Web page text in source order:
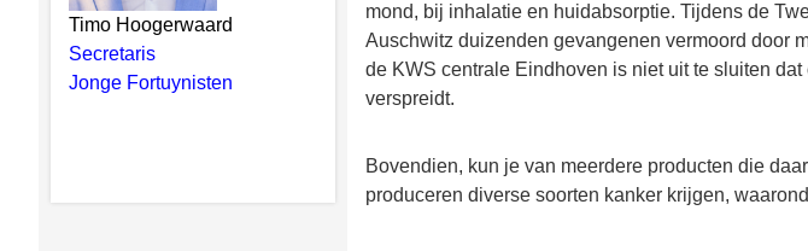
Timo Hoogerwaard
Secretaris
Jonge Fortuynisten
mond, bij inhalatie en huidabsorptie. Tijdens de
Auschwitz duizenden gevangenen vermoord door
de KWS centrale Eindhoven is niet uit te sluiten
verspreidt.
Bovendien, kun je van meerdere producten die
produceren diverse soorten kanker krijgen,